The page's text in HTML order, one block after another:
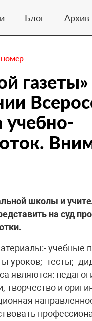
Блог
газеты»
учебно-
школы и
на суд
учебные
уроков;- тесты;-
являются:
и